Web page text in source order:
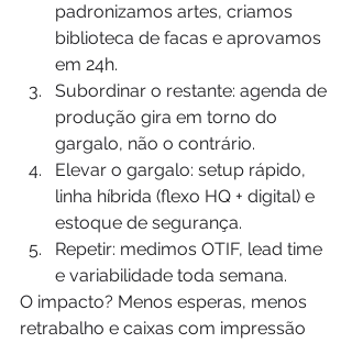
padronizamos artes, criamos
biblioteca de facas e aprovamos
em 24h.
Subordinar o restante: agenda de
produção gira em torno do
gargalo, não o contrário.
Elevar o gargalo: setup rápido,
linha híbrida (flexo HQ + digital) e
estoque de segurança.
Repetir: medimos OTIF, lead time
e variabilidade toda semana.
O impacto? Menos esperas, menos
retrabalho e caixas com impressão